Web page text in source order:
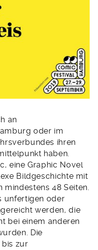
an
oder im
ihren
haben.
eine Graphic Novel
Bildgeschichte mit
48 Seiten.
unfertigen oder
werden, die
bei einem anderen
Die
bis zur